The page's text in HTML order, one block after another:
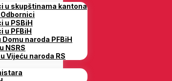
u skupštinama kantona
u PSBiH
u PFBiH
naroda PFBiH
NSRS
Vijeću naroda RS